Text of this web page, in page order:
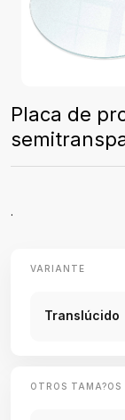
Placa de
.
VARIANTE
Translúcido
OTROS TAMA?OS